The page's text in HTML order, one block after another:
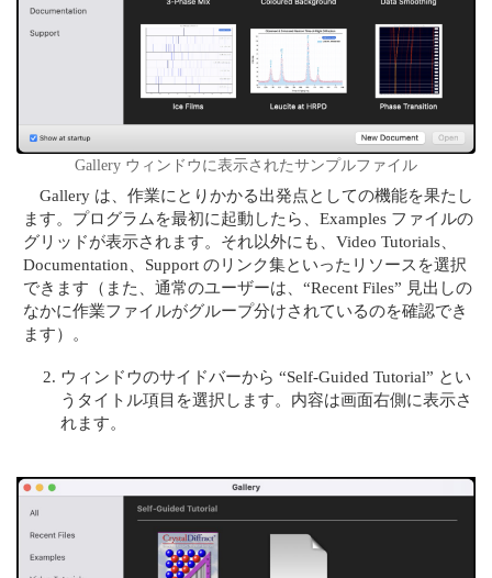
Gallery ウィンドウに表示されたサンプルファイル
Gallery は、作業にとりかかる出発点としての機能を果たし
ます。プログラムを最初に起動したら、Examples ファイルの
グリッドが表示されます。それ以外にも、Video Tutorials、
Documentation、Support のリンク集といったリソースを選択
できます（また、通常のユーザーは、“Recent Files” 見出しの
なかに作業ファイルがグループ分けされているのを確認でき
ます）。
ウィンドウのサイドバーから “Self-Guided Tutorial” とい
うタイトル項目を選択します。内容は画面右側に表示さ
れます。